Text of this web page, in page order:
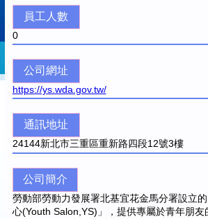
員工人數
0
公司網址
https://ys.wda.gov.tw/
通訊地址
24144新北市三重區重新路四段12號3樓
公司簡介
勞動部勞動力發展署北基宜花金馬分署設立
心(Youth Salon,YS)」，提供專屬於青年朋友